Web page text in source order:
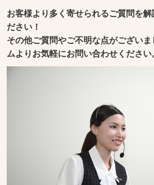
お客様より多く寄せられるご質問を
ださい！
その他ご質問やご不明な点がござい
ムよりお気軽にお問い合わせください